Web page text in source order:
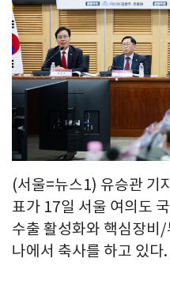
(서울=뉴스1) 유승관 기
표가 17일 서울 여의도
수출 활성화와 핵심장비/
나에서 축사를 하고 있